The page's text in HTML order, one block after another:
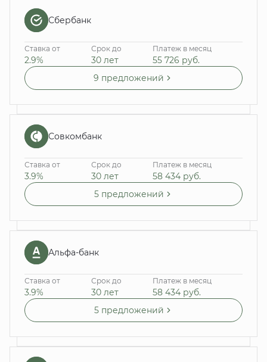
Сбербанк
Ставка от
2.9%
Срок до
30 лет
Платеж в месяц
55 726 руб.
9 предложений
Совкомбанк
Ставка от
3.9%
Срок до
30 лет
Платеж в месяц
58 434 руб.
5 предложений
Альфа-банк
Ставка от
3.9%
Срок до
30 лет
Платеж в месяц
58 434 руб.
5 предложений